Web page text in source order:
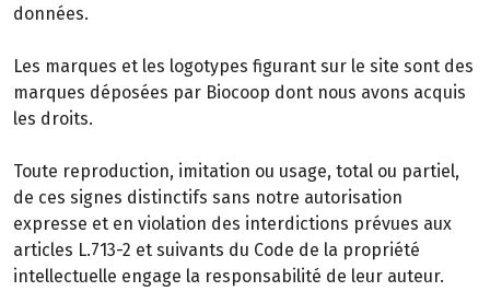
données.
Les marques et les logotypes figurant sur le site sont des
marques déposées par Biocoop dont nous avons acquis
les droits.
Toute reproduction, imitation ou usage, total ou partiel,
de ces signes distinctifs sans notre autorisation
expresse et en violation des interdictions prévues aux
articles L.713-2 et suivants du Code de la propriété
intellectuelle engage la responsabilité de leur auteur.